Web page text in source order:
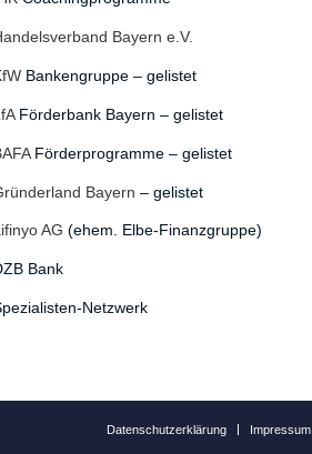
Bayern e.V.
Bankengruppe – gelistet
Förderbank Bayern – gelistet
Förderprogramme – gelistet
Bayern – gelistet
AG (ehem. Elbe-Finanzgruppe)
Bank
Netzwerk
Datenschutzerklärung Impressum